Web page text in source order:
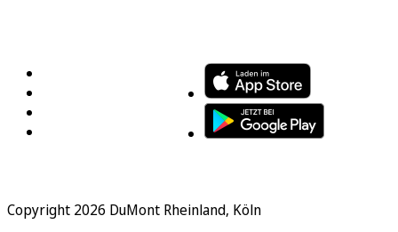
Copyright 2026 DuMont Rheinland, Köln